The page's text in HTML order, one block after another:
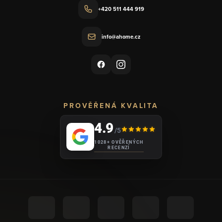
+420 511 444 919
info@ahome.cz
PROVĚŘENÁ KVALITA
4.9/5
1028+ OVĚŘENÝCH
RECENZÍ